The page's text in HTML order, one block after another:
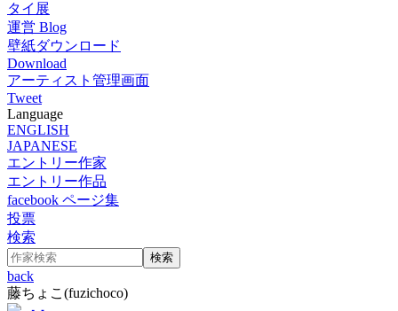
タイ展
運営 Blog
壁紙ダウンロード
Download
アーティスト管理画面
Tweet
Language
ENGLISH
JAPANESE
エントリー作家
エントリー作品
facebook ページ集
投票
検索
back
藤ちょこ (fuzichoco)